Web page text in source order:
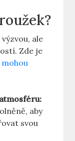
ale
Zde je
aby
svou